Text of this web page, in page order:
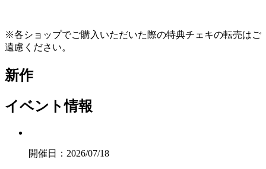
※各ショップでご購入いただいた際の特典チェキの転売はご
遠慮ください。
新作
イベント情報
開催日：2026/07/18